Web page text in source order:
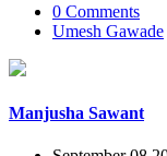
0 Comments
Umesh Gawade
Manjusha Sawant